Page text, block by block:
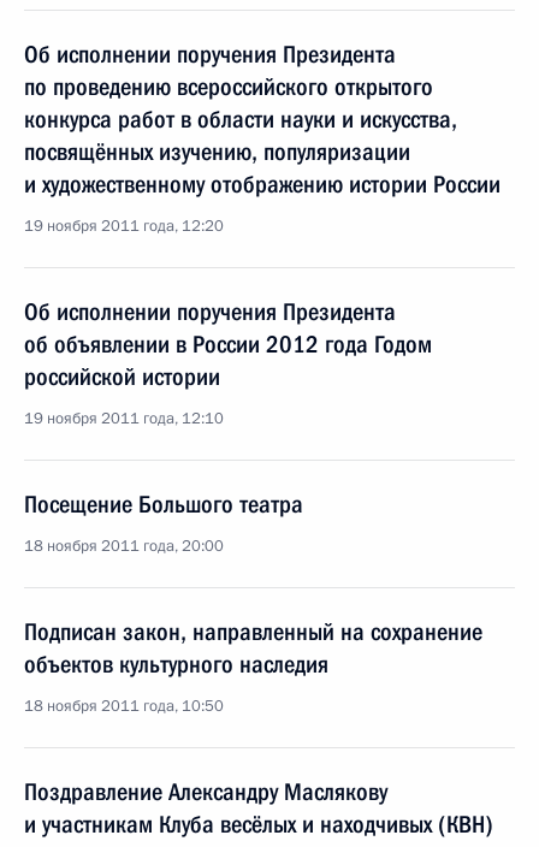
Об исполнении поручения Президента
по проведению всероссийского открытого
конкурса работ в области науки и искусства,
посвящённых изучению, популяризации
и художественному отображению истории России
19 ноября 2011 года, 12:20
Об исполнении поручения Президента
об объявлении в России 2012 года Годом
российской истории
19 ноября 2011 года, 12:10
Посещение Большого театра
18 ноября 2011 года, 20:00
Подписан закон, направленный на сохранение
объектов культурного наследия
18 ноября 2011 года, 10:50
Поздравление Александру Маслякову
и участникам Клуба весёлых и находчивых (КВН)